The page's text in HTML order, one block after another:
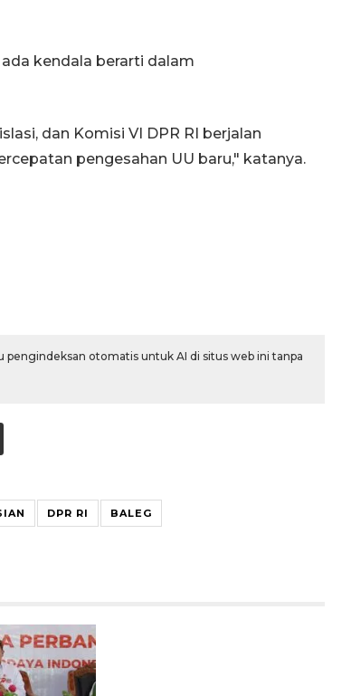
kendala berarti dalam
dan Komisi VI DPR RI berjalan
pengesahan UU baru," katanya.
otomatis untuk AI di situs web ini tanpa
DPR RI BALEG
Basarnas hentikan operasi